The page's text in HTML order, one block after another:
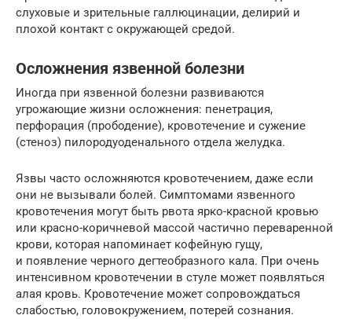
слуховые и зрительные галлюцинации, делирий и
плохой контакт с окружающей средой.
Осложнения язвенной болезни
Иногда при язвенной болезни развиваются
угрожающие жизни осложнения: пенетрация,
перфорация (прободение), кровотечение и сужение
(стеноз) пилородуоденального отдела желудка.
Язвы часто осложняются кровотечением, даже если
они не вызывали болей. Симптомами язвенного
кровотечения могут быть рвота ярко-красной кровью
или красно-коричневой массой частично переваренной
крови, которая напоминает кофейную гущу,
и появление черного дегтеобразного кала. При очень
интенсивном кровотечении в стуле может появляться
алая кровь. Кровотечение может сопровождаться
слабостью, головокружением, потерей сознания.